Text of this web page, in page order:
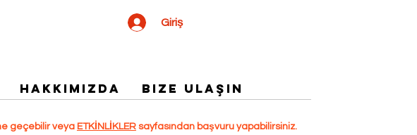
geçebilir veya ETKİNLİKLERsayfasından başvuru yapabilirsiniz.
HAKKIMIZDA Bize Ulaşın
Giriş